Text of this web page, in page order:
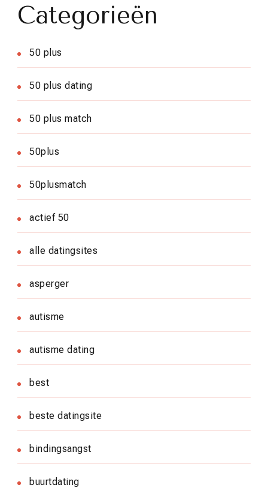
Categorieën
50 plus
50 plus dating
50 plus match
50plus
50plusmatch
actief 50
alle datingsites
asperger
autisme
autisme dating
best
beste datingsite
bindingsangst
buurtdating